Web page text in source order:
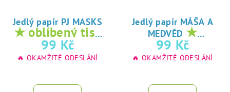
Jedlý papír PJ MASKS
★ oblíbený tisk
na jedlý papír
99 Kč
🔥 OKAMŽITÉ ODESLÁNÍ
Jedlý papír MÁŠA A
MEDVĚD ★
oblíbený tisk na
jedlý papír
99 Kč
🔥 OKAMŽITÉ ODESLÁNÍ